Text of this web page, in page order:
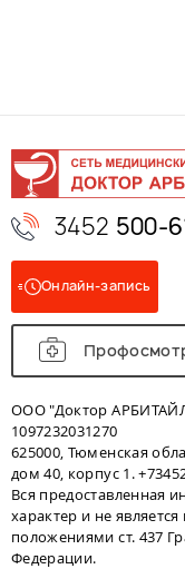
3452 500-
Онлайн-запись
ООО "Доктор
1097232031270
625000, Тюменская
дом 40, корпус 1.
Вся предоставленная
характер и не
положениями ст. 437
Федерации.